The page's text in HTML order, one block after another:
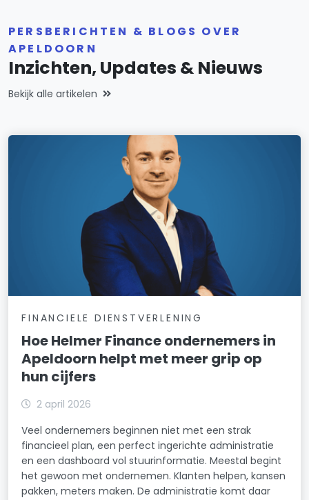
PERSBERICHTEN & BLOGS OVER
APELDOORN
Inzichten, Updates & Nieuws
Bekijk alle artikelen
FINANCIELE DIENSTVERLENING
Hoe Helmer Finance ondernemers in
Apeldoorn helpt met meer grip op
hun cijfers
2 april 2026
Veel ondernemers beginnen niet met een strak
financieel plan, een perfect ingerichte administratie
en een dashboard vol stuurinformatie. Meestal begint
het gewoon met ondernemen. Klanten helpen, kansen
pakken, meters maken. De administratie komt daar